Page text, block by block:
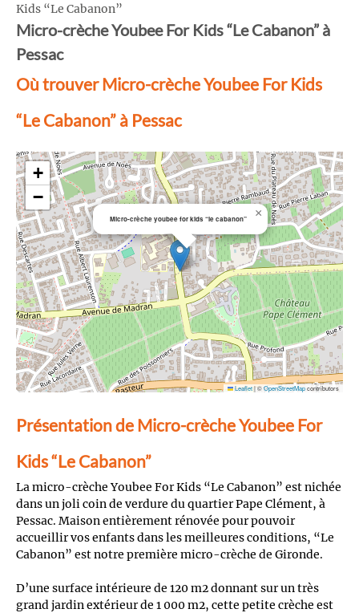
Kids “Le Cabanon”
Micro-crèche Youbee For Kids “Le Cabanon” à
Pessac
Où trouver Micro-crèche Youbee For Kids
“Le Cabanon” à Pessac
Micro-crèche youbee for kids “le cabanon” ×
+
−
Leaflet|©OpenStreetMapcontributors
Présentation de Micro-crèche Youbee For
Kids “Le Cabanon”
La micro-crèche Youbee For Kids “Le Cabanon” est nichée
dans un joli coin de verdure du quartier Pape Clément, à
Pessac. Maison entièrement rénovée pour pouvoir
accueillir vos enfants dans les meilleures conditions, “Le
Cabanon” est notre première micro-crèche de Gironde.
D’une surface intérieure de 120 m2 donnant sur un très
grand jardin extérieur de 1 000 m2, cette petite crèche est